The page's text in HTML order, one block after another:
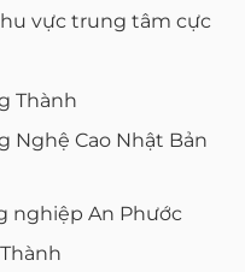
vực trung tâm cực
Thành
Nghệ Cao Nhật Bản
nghiệp An Phước